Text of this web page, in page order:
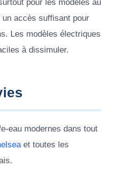
pour les modèles au
accès suffisant pour
Les modèles électriques
à dissimuler.
eau modernes dans tout
et toutes les